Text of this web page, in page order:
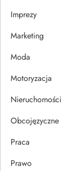
a
w
p
u
Imprezy
Marketing
Moda
Motoryzacja
Nieruchomości
Obcojęzyczne
Praca
Prawo